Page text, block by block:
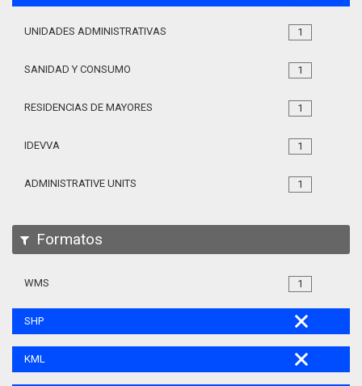
1
UNIDADES ADMINISTRATIVAS
1
SANIDAD Y CONSUMO
1
RESIDENCIAS DE MAYORES
1
IDEVVA
1
ADMINISTRATIVE UNITS
Formatos
1
WMS
SHP
KML